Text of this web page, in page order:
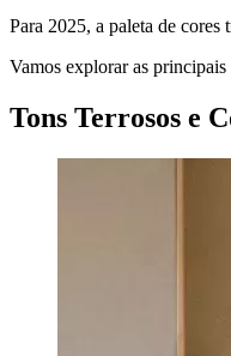
Para 2025, a paleta de
Vamos explorar as
Tons Terrosos e